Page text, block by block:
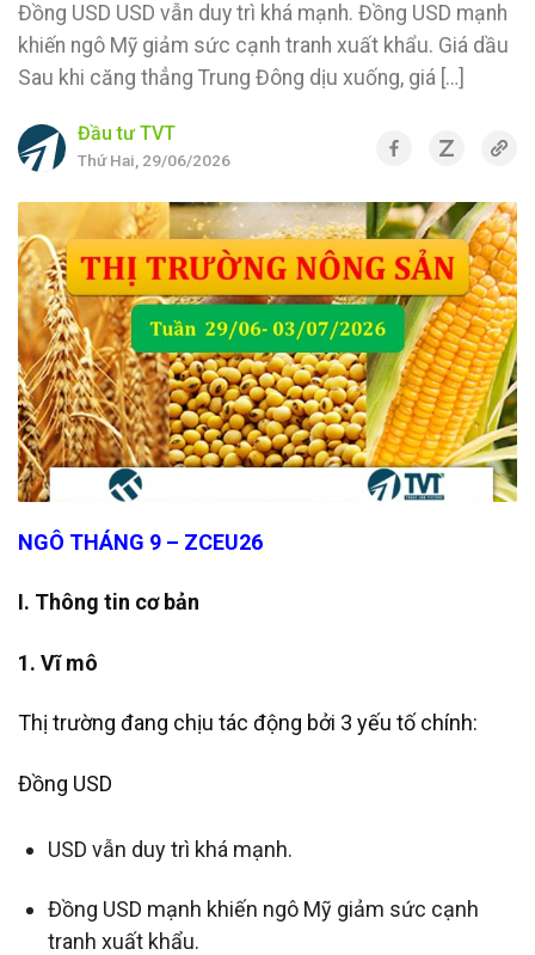
Đồng USD USD vẫn duy trì khá mạnh. Đồng USD mạnh
khiến ngô Mỹ giảm sức cạnh tranh xuất khẩu. Giá dầu
Sau khi căng thẳng Trung Đông dịu xuống, giá […]
Đầu tư TVT
Thứ Hai, 29/06/2026
NGÔ THÁNG 9 – ZCEU26
I. Thông tin cơ bản
1. Vĩ mô
Thị trường đang chịu tác động bởi 3 yếu tố chính:
Đồng USD
USD vẫn duy trì khá mạnh.
Đồng USD mạnh khiến ngô Mỹ giảm sức cạnh
tranh xuất khẩu.